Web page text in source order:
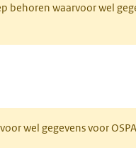
behoren waarvoor wel
wel gegevens voor